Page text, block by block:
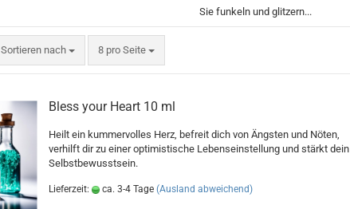
Sie funkeln und glitzern...
Sortieren nach
Sortieren nach 8 pro Seite
pro Seite
Bless your Heart 10 ml
Heilt ein kummervolles Herz, befreit dich von Ängsten und Nöten,
verhilft dir zu einer optimistische Lebenseinstellung und stärkt dein
Selbstbewusstsein.
Lieferzeit: ca. 3-4 Tage (Ausland abweichend)